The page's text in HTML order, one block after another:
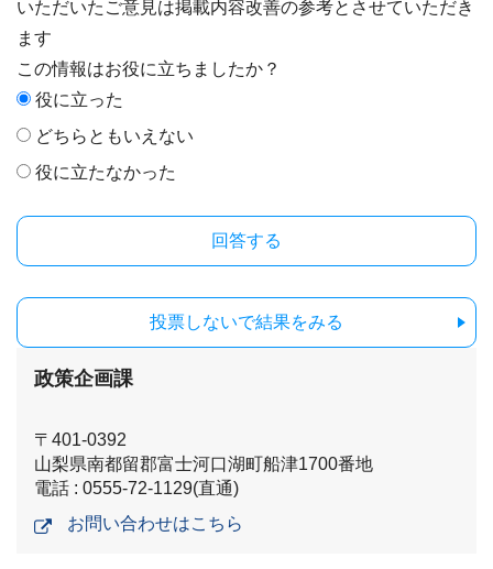
いただいたご意見は掲載内容改善の参考とさせていただき
ます
この情報はお役に立ちましたか？
役に立った
どちらともいえない
役に立たなかった
投票しないで結果をみる
政策企画課
〒401-0392
山梨県南都留郡富士河口湖町船津1700番地
電話 : 0555-72-1129(直通)
お問い合わせはこちら